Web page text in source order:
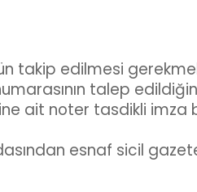
takip edilmesi
talep
ait noter tasdikli imza
esnaf sicil